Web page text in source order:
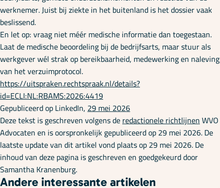
werknemer. Juist bij ziekte in het buitenland is het dossier vaak
beslissend.
En let op: vraag niet méér medische informatie dan toegestaan.
Laat de medische beoordeling bij de bedrijfsarts, maar stuur als
werkgever wél strak op bereikbaarheid, medewerking en naleving
van het verzuimprotocol.
https://uitspraken.rechtspraak.nl/details?
id=ECLI:NL:RBAMS:2026:4419
Gepubliceerd op LinkedIn,29 mei 2026
Deze tekst is geschreven volgens deredactionele richtlijnenWVO
Advocaten en is oorspronkelijk gepubliceerd op 29 mei 2026. De
laatste update van dit artikel vond plaats op 29 mei 2026. De
inhoud van deze pagina is geschreven en goedgekeurd door
Samantha Kranenburg.
Andere interessante artikelen